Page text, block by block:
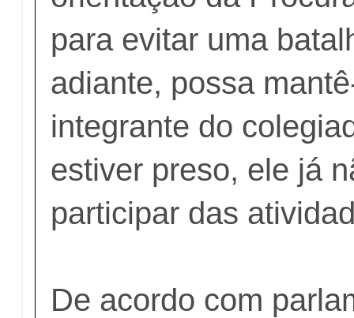
para evitar uma
adiante, possa
integrante do
estiver preso, ele já
participar das
De acordo com